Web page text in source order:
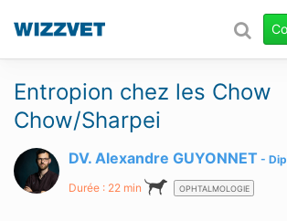
Entropion chez les Chow
Chow/Sharpei
DV. Alexandre GUYONNET
Durée : 22 min OPHTALMOLOGIE